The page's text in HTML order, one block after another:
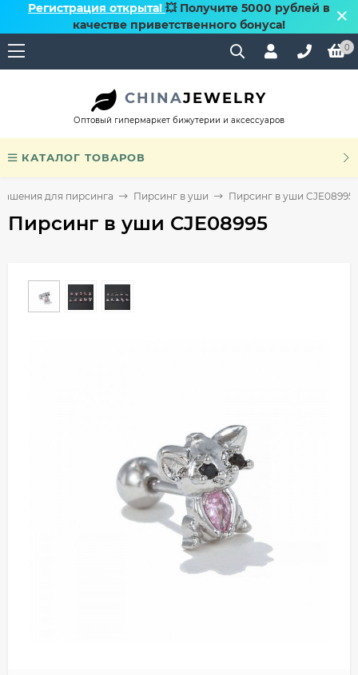
Регистрация открыта! 💥 Получите 5000 рублей в
качестве приветственного бонуса!
0
CHINAJEWELRY
Оптовый гипермаркет бижутерии и аксессуаров
КАТАЛОГ ТОВАРОВ
для пирсинга Пирсинг в уши Пирсинг в уши CJE08995
Пирсинг в уши CJE08995